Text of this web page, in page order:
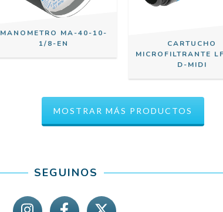
MANOMETRO MA-40-10-
1/8-EN
CARTUCHO
MICROFILTRANTE
D-MIDI
MOSTRAR MÁS PRODUCTOS
SEGUINOS